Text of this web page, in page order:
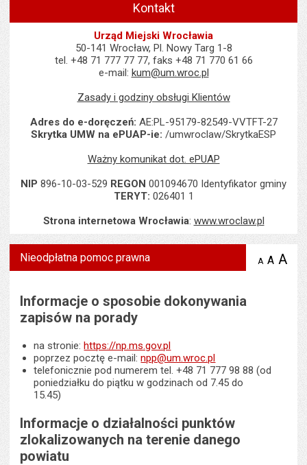
Kontakt
Urząd Miejski Wrocławia
50-141 Wrocław, Pl. Nowy Targ 1-8
tel. +48 71 777 77 77, faks +48 71 770 61 66
e-mail: kum@um.wroc.pl
Zasady i godziny obsługi Klientów
Adres do e-doręczeń: AE:PL-95179-82549-VVTFT-27
Skrytka UMW na ePUAP-ie: /umwroclaw/SkrytkaESP
Ważny komunikat dot. ePUAP
NIP 896-10-03-529 REGON 001094670 Identyfikator gminy
TERYT: 026401 1
Strona internetowa Wrocławia: www.wroclaw.pl
Nieodpłatna pomoc prawna A zmniejsz
A A
Informacje o sposobie dokonywania
zapisów na porady
na stronie:https://np.ms.gov.pl
poprzez pocztę e-mail:npp@um.wroc.pl
telefonicznie pod numerem tel. +48 71 777 98 88 (od
poniedziałku do piątku w godzinach od 7.45 do
15.45)
Informacje o działalności punktów
zlokalizowanych na terenie danego
powiatu